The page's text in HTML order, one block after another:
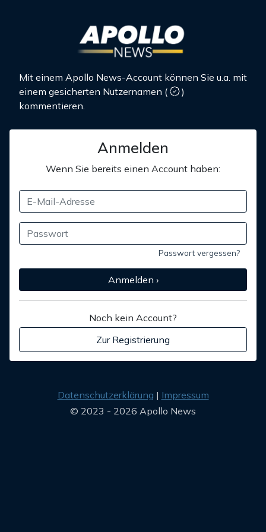
Mit einem Apollo News-Account können Sie u.a. mit
einem gesicherten Nutzernamen (
)
kommentieren.
Anmelden
Wenn Sie bereits einen Account haben:
Passwort vergessen?
Anmelden ›
Noch kein Account?
Zur Registrierung
Datenschutzerklärung
Impressum
© 2023 - 2026 Apollo News